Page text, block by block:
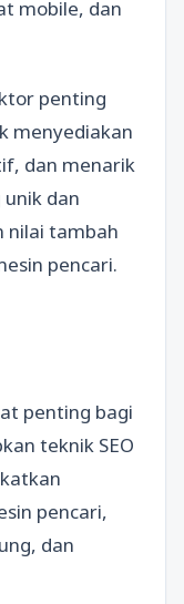
mobile, dan
penting
menyediakan
dan menarik
dan
nilai tambah
pencari.
penting bagi
teknik SEO
pencari,
dan